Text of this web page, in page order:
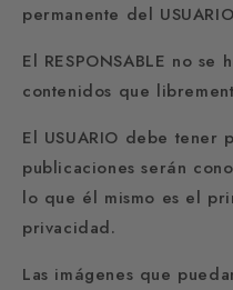
permanente del
El RESPONSABLE no
contenidos que
El USUARIO debe tener
publicaciones serán
lo que él mismo es el
privacidad.
Las imágenes que